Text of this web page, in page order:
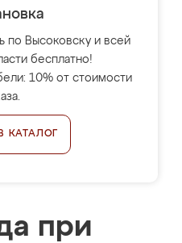
по Высоковску и всей
бесплатно!
10% от стоимости
КАТАЛОГ
при